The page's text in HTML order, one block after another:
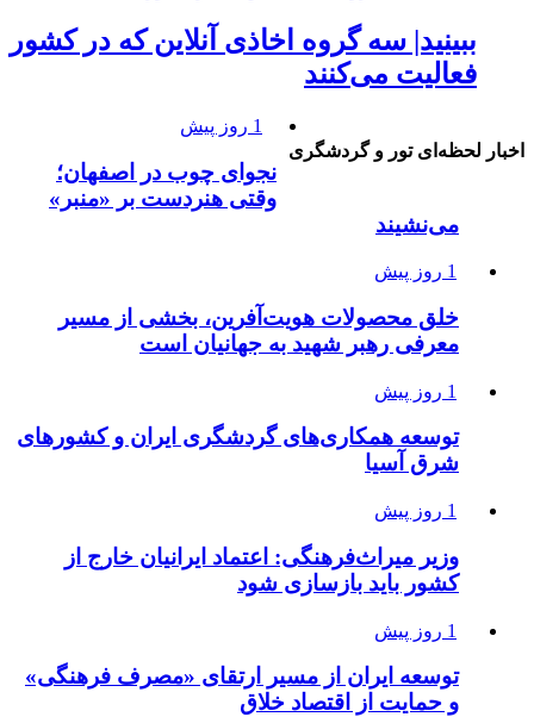
ببینید| سه گروه اخاذی آنلاین که در کشور
فعالیت می‌کنند
اخبار لحظه‌ای تور و گردشگری
1 روز پیش
نجوای چوب در اصفهان؛
وقتی هنردست بر «منبر»
می‌نشیند
1 روز پیش
خلق محصولات هویت‌آفرین، بخشی از مسیر
معرفی رهبر شهید به جهانیان است
1 روز پیش
توسعه همکاری‌های گردشگری ایران و کشورهای
شرق آسیا
1 روز پیش
وزیر میراث‌فرهنگی: اعتماد ایرانیان خارج از
کشور باید بازسازی شود
1 روز پیش
توسعه ایران از مسیر ارتقای «مصرف فرهنگی»
و حمایت از اقتصاد خلاق